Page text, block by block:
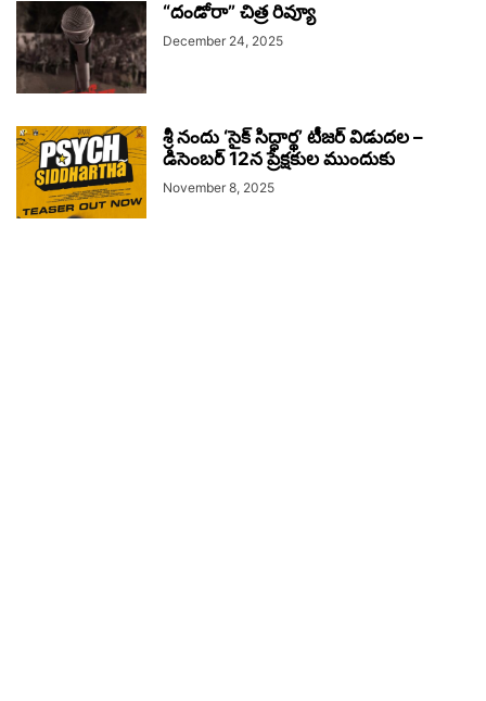
“దండోరా” చిత్ర రివ్యూ
December 24, 2025
శ్రీ నందు ‘సైక్ సిద్ధార్థ’ టీజర్ విడుదల –
డిసెంబర్ 12న ప్రేక్షకుల ముందుకు
November 8, 2025